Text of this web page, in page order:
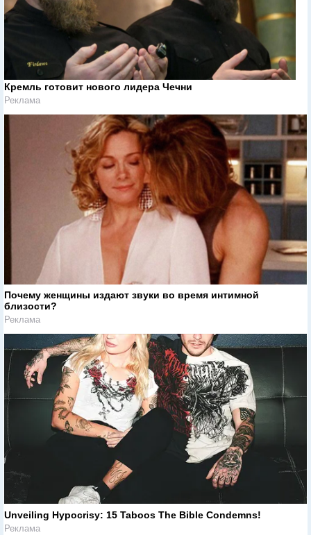
Кремль готовит нового лидера Чечни
Реклама
Почему женщины издают звуки во время интимной
близости?
Реклама
Unveiling Hypocrisy: 15 Taboos The Bible Condemns!
Реклама